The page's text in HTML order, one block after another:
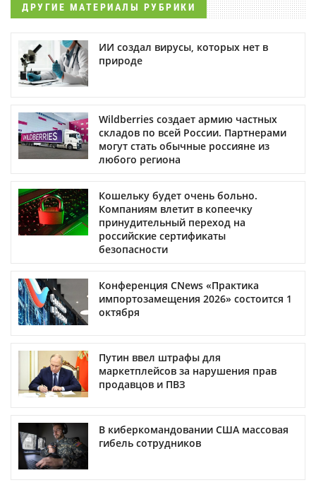
ДРУГИЕ МАТЕРИАЛЫ РУБРИКИ
ИИ создал вирусы, которых нет в
природе
Wildberries создает армию частных
складов по всей России. Партнерами
могут стать обычные россияне из
любого региона
Кошельку будет очень больно.
Компаниям влетит в копеечку
принудительный переход на
российские сертификаты
безопасности
Конференция CNews «Практика
импортозамещения 2026» состоится 1
октября
Путин ввел штрафы для
маркетплейсов за нарушения прав
продавцов и ПВЗ
В киберкомандовании США массовая
гибель сотрудников